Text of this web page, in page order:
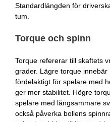
Standardlängden för
tum.
Torque och spinn
Torque refererar till skaftets
grader. Lägre torque
fördelaktigt för spelare med
ger mer stabilitet. Högre
spelare med långsammare
också påverka bollens